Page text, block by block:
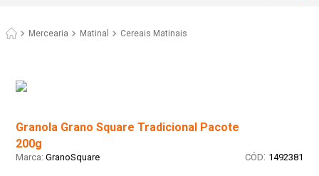
Mercearia Matinal Cereais Matinais
Granola Grano Square Tradicional Pacote
200g
GranoSquare : 1492381